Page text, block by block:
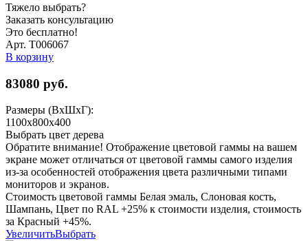
Тяжело выбрать?
Заказать консультацию
Это бесплатно!
Арт. Т006067
В корзину
83080 руб.
Размеры (ВхШхГ):
1100x800x400
Выбрать цвет дерева
Обратите внимание! Отображение цветовой гаммы на вашем
экране может отличаться от цветовой гаммы самого изделия
из-за особенностей отображения цвета различными типами
мониторов и экранов.
Стоимость цветовой гаммы Белая эмаль, Слоновая кость,
Шампань, Цвет по RAL +25% к стоимости изделия, стоимость
за Красный +45%.
УвеличитьВыбрать